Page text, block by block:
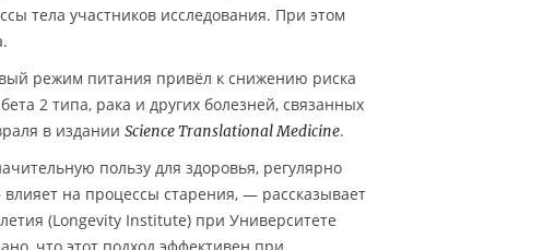
тела участников исследования. При этом
режим питания привёл к снижению риска
2 типа, рака и других болезней, связанных
в издании Science Translational Medicine.
пользу для здоровья, регулярно
на процессы старения, — рассказывает
(Longevity Institute) при Университете